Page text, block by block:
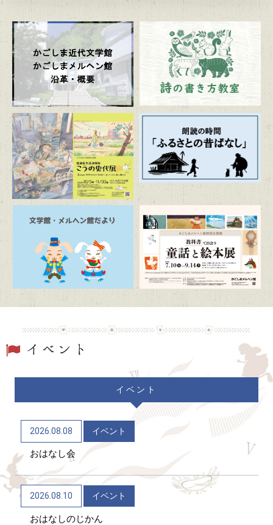
2026/07/23
かごしま近代文学館特別企画展 「漫画家生活30周
年 こうの史代展 鳥がとび、ウサギもはねて、花
ゆれて、走ってこけて、長い道のり～かごしまスペ
シャルエディション～」
2026/07/20 トピックス
朗読の時間「ふるさとの昔ばなし」
2026/07/19 トピックス
駐車場および周辺道路混雑のお知らせ
2026/06/20 トピックス
「文学館・メルヘン館だより」(隔月発行)
2026/06/06 トピックス
かごしまメルヘン館特別企画展「教科書で出会う童
話と絵本展」（7/10～9/14）
トピックス
かごしま近代文学館 企画展「Let’s go to the
mountains！～作家×山～」（12/9～R9/6/21）
2026/06/04
かごしま近代文学館 テーマ展「向田邦子日本を旅
する～Bon Voyage～」（11/1～R9/3/15）
イベント
2026.08.08 イベント
おはなし会
2026.08.10 イベント
おはなしのじかん